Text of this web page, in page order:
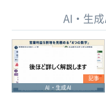
AI・生
記事
AI・生成AI